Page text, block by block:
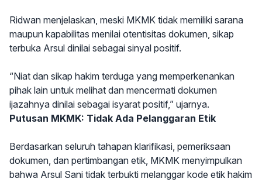
Ridwan menjelaskan, meski MKMK tidak memiliki sarana
maupun kapabilitas menilai otentisitas dokumen, sikap
terbuka Arsul dinilai sebagai sinyal positif.
“Niat dan sikap hakim terduga yang memperkenankan
pihak lain untuk melihat dan mencermati dokumen
ijazahnya dinilai sebagai isyarat positif,” ujarnya.
Putusan MKMK: Tidak Ada Pelanggaran Etik
Berdasarkan seluruh tahapan klarifikasi, pemeriksaan
dokumen, dan pertimbangan etik, MKMK menyimpulkan
bahwa Arsul Sani tidak terbukti melanggar kode etik hakim